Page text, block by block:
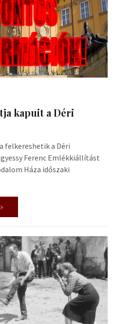
kapuit a Déri
felkereshetik a Déri
Ferenc Emlékkiállítást
Háza időszaki